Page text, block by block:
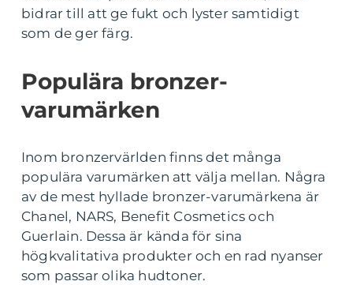
bidrar till att ge fukt och lyster samtidigt
som de ger färg.
Populära bronzer-
varumärken
Inom bronzervärlden finns det många
populära varumärken att välja mellan. Några
av de mest hyllade bronzer-varumärkena är
Chanel, NARS, Benefit Cosmetics och
Guerlain. Dessa är kända för sina
högkvalitativa produkter och en rad nyanser
som passar olika hudtoner.